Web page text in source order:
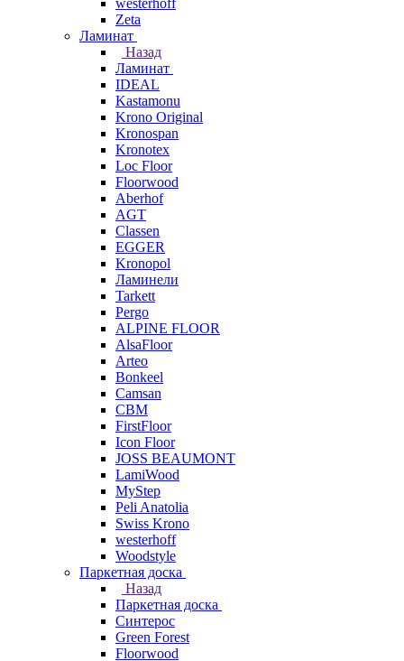
westerhoff
Zeta
Ламинат
Назад
Ламинат
IDEAL
Kastamonu
Krono Original
Kronospan
Kronotex
Loc Floor
Floorwood
Aberhof
AGT
Classen
EGGER
Kronopol
Ламинели
Tarkett
Pergo
ALPINE FLOOR
AlsaFloor
Arteo
Bonkeel
Camsan
CBM
FirstFloor
Icon Floor
JOSS BEAUMONT
LamiWood
MyStep
Peli Anatolia
Swiss Krono
westerhoff
Woodstyle
Паркетная доска
Назад
Паркетная доска
Синтерос
Green Forest
Floorwood